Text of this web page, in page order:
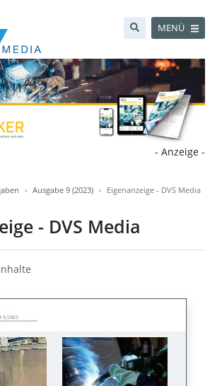
MENÜ
- Anzeige -
Ausgabe 9 (2023) Eigenanzeige - DVS Media
- DVS Media